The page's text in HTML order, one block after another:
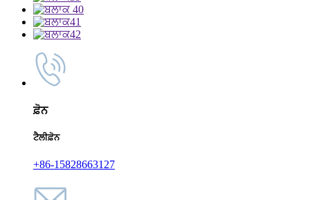
ਫ਼ੋਨ
ਟੈਲੀਫ਼ੋਨ
+86-15828663127